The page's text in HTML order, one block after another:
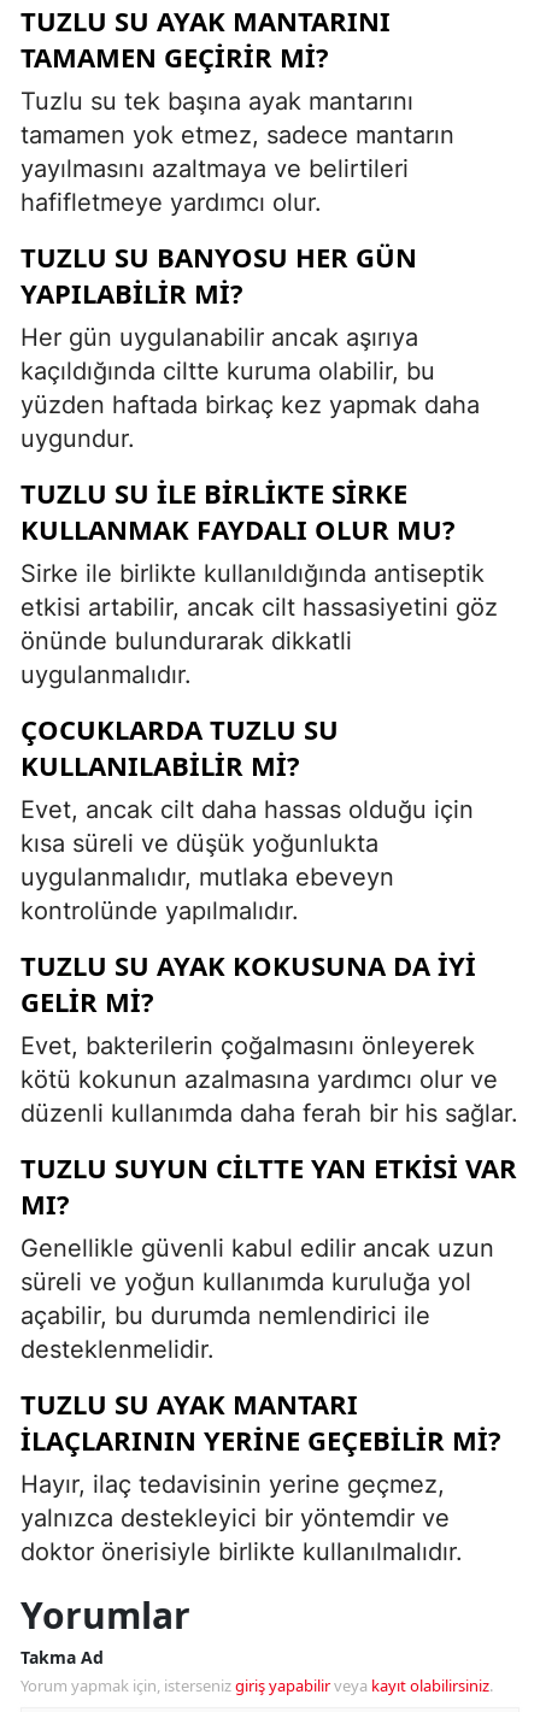
TUZLU SU AYAK MANTARINI
TAMAMEN GEÇIRIR MI?
Tuzlu su tek başına ayak mantarını
tamamen yok etmez, sadece mantarın
yayılmasını azaltmaya ve belirtileri
hafifletmeye yardımcı olur.
TUZLU SU BANYOSU HER GÜN
YAPILABILIR MI?
Her gün uygulanabilir ancak aşırıya
kaçıldığında ciltte kuruma olabilir, bu
yüzden haftada birkaç kez yapmak daha
uygundur.
TUZLU SU ILE BIRLIKTE SIRKE
KULLANMAK FAYDALI OLUR MU?
Sirke ile birlikte kullanıldığında antiseptik
etkisi artabilir, ancak cilt hassasiyetini göz
önünde bulundurarak dikkatli
uygulanmalıdır.
ÇOCUKLARDA TUZLU SU
KULLANILABILIR MI?
Evet, ancak cilt daha hassas olduğu için
kısa süreli ve düşük yoğunlukta
uygulanmalıdır, mutlaka ebeveyn
kontrolünde yapılmalıdır.
TUZLU SU AYAK KOKUSUNA DA IYI
GELIR MI?
Evet, bakterilerin çoğalmasını önleyerek
kötü kokunun azalmasına yardımcı olur ve
düzenli kullanımda daha ferah bir his sağlar.
TUZLU SUYUN CILTTE YAN ETKISI VAR
MI?
Genellikle güvenli kabul edilir ancak uzun
süreli ve yoğun kullanımda kuruluğa yol
açabilir, bu durumda nemlendirici ile
desteklenmelidir.
TUZLU SU AYAK MANTARI
ILAÇLARININ YERINE GEÇEBILIR MI?
Hayır, ilaç tedavisinin yerine geçmez,
yalnızca destekleyici bir yöntemdir ve
doktor önerisiyle birlikte kullanılmalıdır.
Yorumlar
Takma Ad
Yorum yapmak için, istersenizgiriş yapabilirveya kayıt olabilirsiniz.